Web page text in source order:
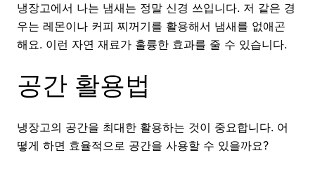
냉장고에서 나는 냄새는 정말 신경 쓰입니다. 저 같은 경
우는 레몬이나 커피 찌꺼기를 활용해서 냄새를 없애곤
해요. 이런 자연 재료가 훌륭한 효과를 줄 수 있습니다.
공간 활용법
냉장고의 공간을 최대한 활용하는 것이 중요합니다. 어
떻게 하면 효율적으로 공간을 사용할 수 있을까요?